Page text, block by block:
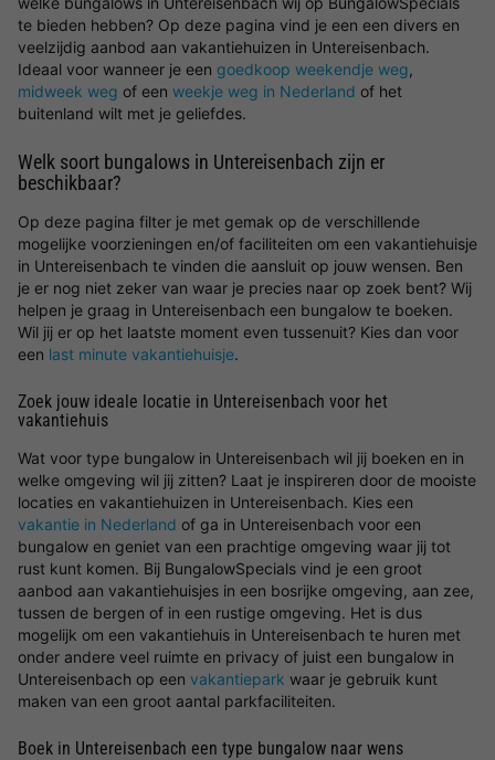
te bieden hebben? Op deze pagina vind je een een divers en
veelzijdig aanbod aan vakantiehuizen in Untereisenbach.
Ideaal voor wanneer je een goedkoop weekendje weg,
midweek weg of een weekje weg in Nederland of het
buitenland wilt met je geliefdes.
Welk soort bungalows in Untereisenbach zijn er
beschikbaar?
Op deze pagina filter je met gemak op de verschillende
mogelijke voorzieningen en/of faciliteiten om een vakantiehuisje
in Untereisenbach te vinden die aansluit op jouw wensen. Ben
je er nog niet zeker van waar je precies naar op zoek bent? Wij
helpen je graag in Untereisenbach een bungalow te boeken.
Wil jij er op het laatste moment even tussenuit? Kies dan voor
een last minute vakantiehuisje.
Zoek jouw ideale locatie in Untereisenbach voor het
vakantiehuis
Wat voor type bungalow in Untereisenbach wil jij boeken en in
welke omgeving wil jij zitten? Laat je inspireren door de mooiste
locaties en vakantiehuizen in Untereisenbach. Kies een
vakantie in Nederland of ga in Untereisenbach voor een
bungalow en geniet van een prachtige omgeving waar jij tot
rust kunt komen. Bij BungalowSpecials vind je een groot
aanbod aan vakantiehuisjes in een bosrijke omgeving, aan zee,
tussen de bergen of in een rustige omgeving. Het is dus
mogelijk om een vakantiehuis in Untereisenbach te huren met
onder andere veel ruimte en privacy of juist een bungalow in
Untereisenbach op een vakantiepark waar je gebruik kunt
maken van een groot aantal parkfaciliteiten.
Boek in Untereisenbach een type bungalow naar wens